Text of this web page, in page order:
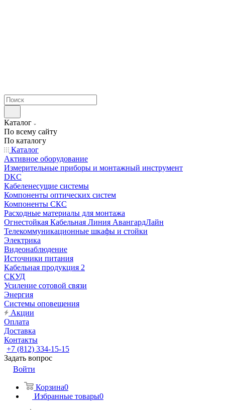
Каталог
По всему сайту
По каталогу
Каталог
Активное оборудование
Измерительные приборы и монтажный инструмент
DKC
Кабеленесущие системы
Компоненты оптических систем
Компоненты СКС
Расходные материалы для монтажа
Огнестойкая Кабельная Линия АвангардЛайн
Телекоммуникационные шкафы и стойки
Электрика
Видеонаблюдение
Источники питания
Кабельная продукция 2
СКУД
Усиление сотовой связи
Энергия
Системы оповещения
Акции
Оплата
Доставка
Контакты
+7 (812) 334-15-15
Задать вопрос
Войти
Корзина0
Избранные товары0